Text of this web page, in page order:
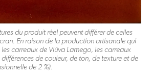
du produit réel peuvent différer de celles
En raison de la production artisanale qui
carreaux de Viúva Lamego, les carreaux
de couleur, de ton, de texture et de
de 2 %).